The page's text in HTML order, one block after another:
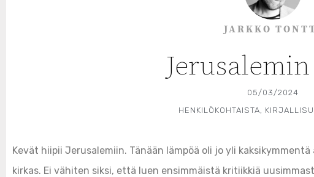
JARKKO
05/03/2024
HENKILÖKOHTAISTA
Kevät hiipii Jerusalemiin. Tänään lämpöä oli jo yli
kirkas. Ei vähiten siksi, että luen ensimmäistä kritiikkiä